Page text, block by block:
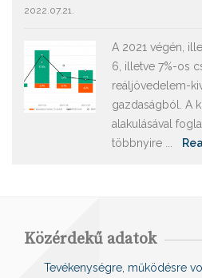
2022.07.21.
A 2021 végén,
6, illetve 7%-os
reáljövedelem-
gazdaságból. A
alakulásával
többnyire ...
Közérdekű adatok
Tevékenységre, működésre